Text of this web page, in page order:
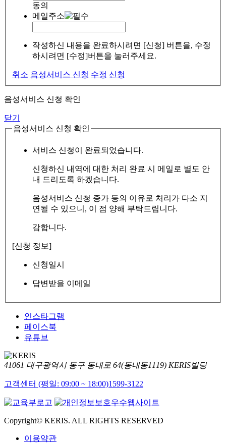
동의
메일주소
작성하신 내용을 완료하시려면 [신청] 버튼을, 수정
하시려면 [수정]버튼을 눌러주세요.
취소 음성서비스 신청 수정 신청
음성서비스 신청 확인
닫기
음성서비스 신청 확인
서비스 신청이 완료되었습니다.
신청하신 내역에 대한 처리 완료 시 메일로 별도 안
내 드리도록 하겠습니다.
음성서비스 신청 증가 등의 이유로 처리가 다소 지
연될 수 있으니, 이 점 양해 부탁드립니다.
감합니다.
[신청 정보]
신청일시
답변받을 이메일
인스타그램
페이스북
유튜브
41061 대구광역시 동구 동내로 64(동내동1119) KERIS빌딩
고객센터 (평일: 09:00 ~ 18:00)1599-3122
Copyright© KERIS. ALL RIGHTS RESERVED
이용약관